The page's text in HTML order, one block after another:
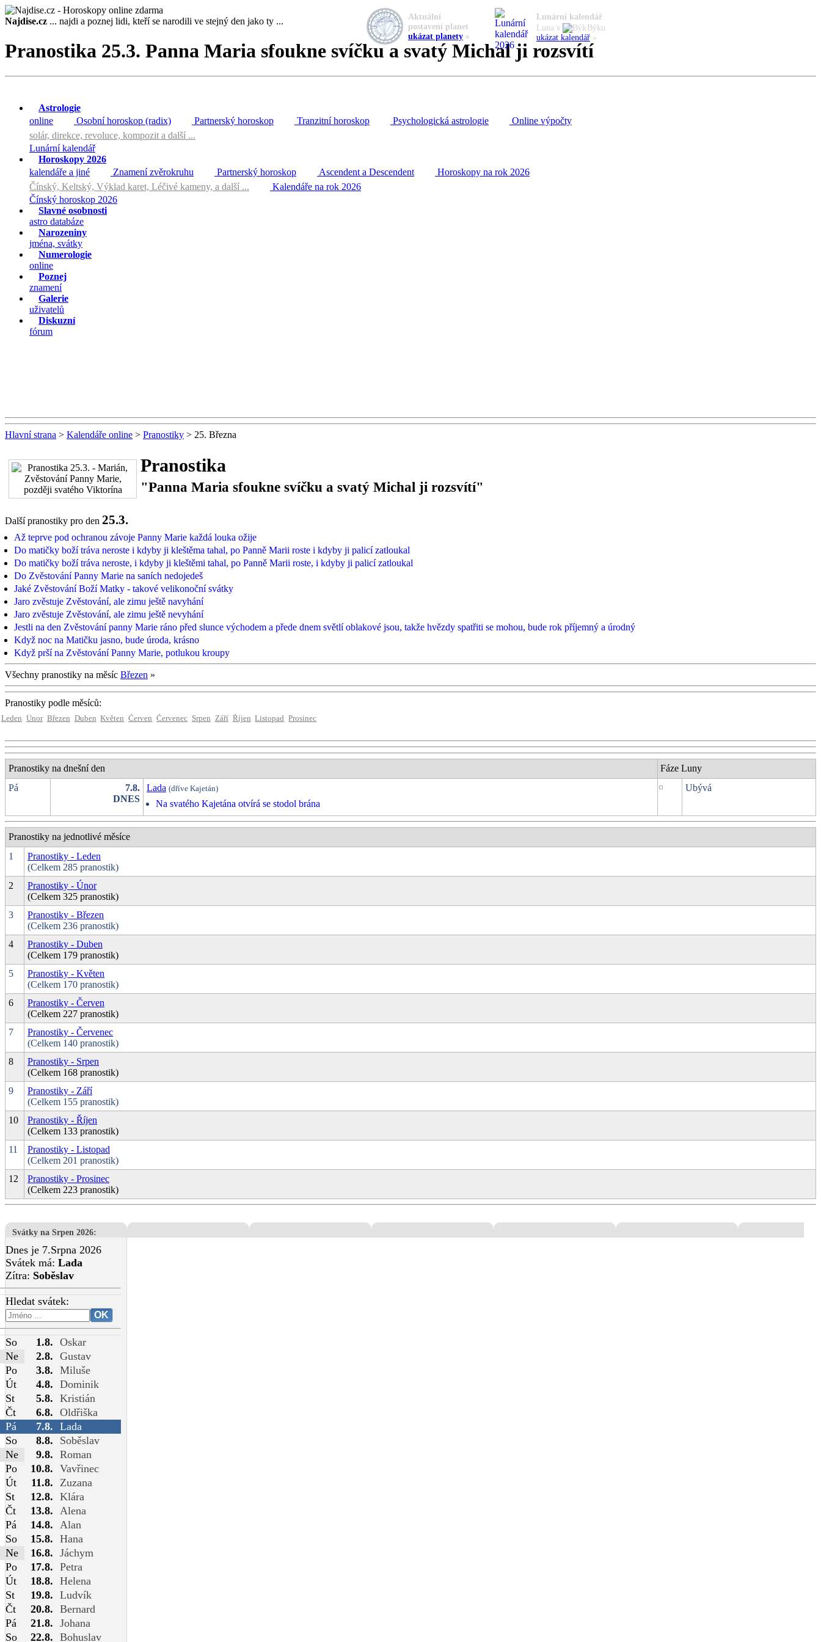
Najdise.cz ... najdi a poznej lidi, kteří se narodili ve stejný den jako ty ...
Pranostika 25.3. Panna Maria sfoukne svíčku a svatý Michal ji rozsvítí
Astrologie
online
Osobní horoskop (radix) Partnerský horoskop Tranzitní horoskop Psychologická astrologie
Online výpočty
solár, direkce, revoluce, kompozit a další ...
Lunární kalendář
Horoskopy 2026
kalendáře a jiné
Znamení zvěrokruhu Partnerský horoskop Ascendent a Descendent
Horoskopy na rok 2026
Čínský, Keltský, Výklad karet, Léčivé kameny, a další ...
Kalendáře na rok 2026
Čínský horoskop 2026
Slavné osobnosti
astro databáze
Narozeniny
jména, svátky
Numerologie
online
Poznej
znamení
Galerie
uživatelů
Diskuzní
fórum
Hlavní strana > Kalendáře online > Pranostiky > 25. Března
Pranostika
"Panna Maria sfoukne svíčku a svatý Michal ji rozsvítí"
Další pranostiky pro den 25.3.
Až teprve pod ochranou závoje Panny Marie každá louka ožije
Do matičky boží tráva neroste i kdyby ji kleštěma tahal, po Panně Marii roste i kdyby ji palicí zatloukal
Do matičky boží tráva neroste, i kdyby ji kleštěmi tahal, po Panně Marii roste, i kdyby ji palicí zatloukal
Do Zvěstování Panny Marie na saních nedojedeš
Jaké Zvěstování Boží Matky - takové velikonoční svátky
Jaro zvěstuje Zvěstování, ale zimu ještě navyhání
Jaro zvěstuje Zvěstování, ale zimu ještě nevyhání
Jestli na den Zvěstování panny Marie ráno před slunce východem a přede dnem světlí oblakové jsou, takže hvězdy spatřiti se mohou, bude rok příjemný a úrodný
Když noc na Matičku jasno, bude úroda, krásno
Když prší na Zvěstování Panny Marie, potlukou kroupy
Všechny pranostiky na měsíc Březen »
Pranostiky podle měsíců:
Leden Únor Březen Duben Květen Červen Červenec Srpen Září Říjen Listopad Prosinec
Pranostiky na dnešní den
Fáze Luny
Pá
7.8.
DNES
Lada (dříve Kajetán)
Na svatého Kajetána otvírá se stodol brána
Ubývá
Pranostiky na jednotlivé měsíce
1
Pranostiky - Leden
(Celkem 285 pranostik)
2
Pranostiky - Únor
(Celkem 325 pranostik)
3
Pranostiky - Březen
(Celkem 236 pranostik)
4
Pranostiky - Duben
(Celkem 179 pranostik)
5
Pranostiky - Květen
(Celkem 170 pranostik)
6
Pranostiky - Červen
(Celkem 227 pranostik)
7
Pranostiky - Červenec
(Celkem 140 pranostik)
8
Pranostiky - Srpen
(Celkem 168 pranostik)
9
Pranostiky - Září
(Celkem 155 pranostik)
10
Pranostiky - Říjen
(Celkem 133 pranostik)
11
Pranostiky - Listopad
(Celkem 201 pranostik)
12
Pranostiky - Prosinec
(Celkem 223 pranostik)
Svátky na Srpen 2026:
Dnes je 7.Srpna 2026
Svátek má: Lada
Zítra: Soběslav
Hledat svátek:
So 1.8. Oskar
Ne
2.8. Gustav
Po
3.8. Miluše
Út
4.8. Dominik
St
5.8. Kristián
Čt
6.8. Oldřiška
Pá
7.8. Lada
So
8.8.
Soběslav
Ne
9.8. Roman
Po
10.8. Vavřinec
Út
11.8.
Zuzana
St
12.8. Klára
Čt
13.8.
Alena
Pá
14.8.
Alan
So
15.8. Hana
Ne
16.8. Jáchym
Po
17.8. Petra
Út
18.8. Helena
St
19.8. Ludvík
Čt
20.8. Bernard
Pá
21.8. Johana
So
22.8. Bohuslav
Aktuální
postavení planet
ukázat planety »
Lunární kalendář
Luna v
Býku
ukázat kalendář »